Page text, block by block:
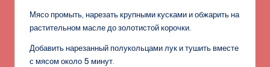
Мясо промыть, нарезать крупными кусками и обжарить на
растительном масле до золотистой корочки.
Добавить нарезанный полукольцами лук и тушить вместе
с мясом около 5 минут.